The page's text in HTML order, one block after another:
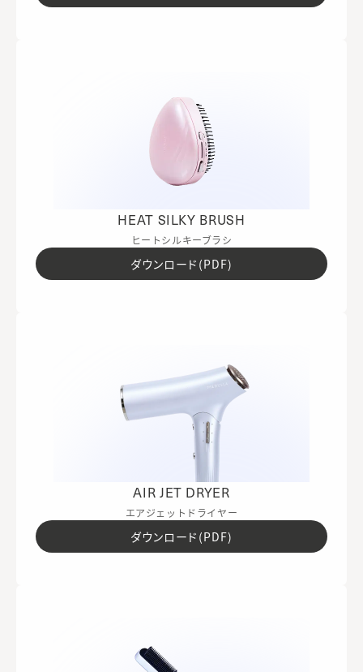
HEAT SILKY BRUSH
ヒートシルキーブラシ
ダウンロード(PDF)
AIR JET DRYER
エアジェットドライヤー
ダウンロード(PDF)